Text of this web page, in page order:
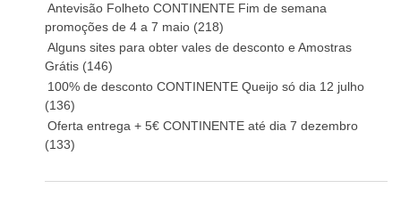
Antevisão Folheto CONTINENTE Fim de semana
promoções de 4 a 7 maio (218)
Alguns sites para obter vales de desconto e Amostras
Grátis (146)
100% de desconto CONTINENTE Queijo só dia 12 julho
(136)
Oferta entrega + 5€ CONTINENTE até dia 7 dezembro
(133)